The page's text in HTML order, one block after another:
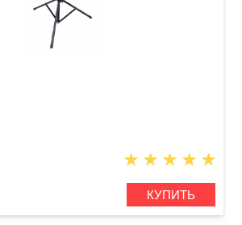
КУПИТЬ